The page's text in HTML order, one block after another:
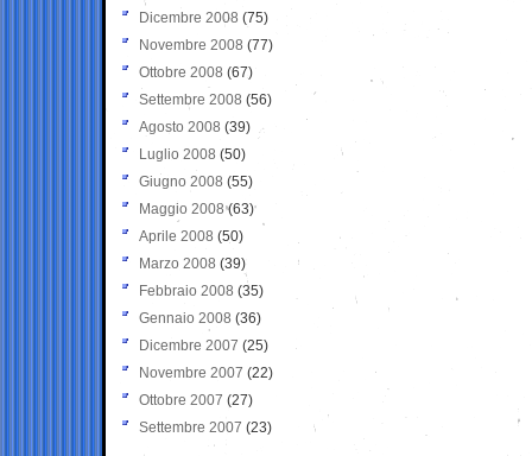
Dicembre 2008 (75)
Novembre 2008 (77)
Ottobre 2008 (67)
Settembre 2008 (56)
Agosto 2008 (39)
Luglio 2008 (50)
Giugno 2008 (55)
Maggio 2008(63)
Aprile 2008 (50)
Marzo 2008 (39)
Febbraio 2008 (35)
Gennaio 2008 (36)
Dicembre 2007 (25)
Novembre 2007 (22)
Ottobre 2007 (27)
Settembre 2007 (23)